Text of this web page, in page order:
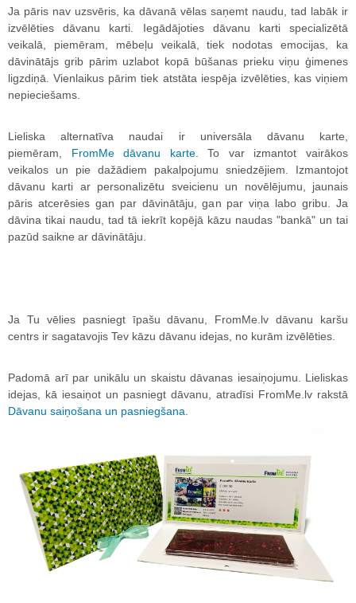
Ja pāris nav uzsvēris, ka dāvanā vēlas saņemt naudu, tad labāk ir
izvēlēties dāvanu karti. Iegādājoties dāvanu karti specializētā
veikalā, piemēram, mēbeļu veikalā, tiek nodotas emocijas, ka
dāvinātājs grib pārim uzlabot kopā būšanas prieku viņu ģimenes
ligzdiņā. Vienlaikus pārim tiek atstāta iespēja izvēlēties, kas viņiem
nepieciešams.
Lieliska alternatīva naudai ir universāla dāvanu karte,
piemēram, FromMe dāvanu karte. To var izmantot vairākos
veikalos un pie dažādiem pakalpojumu sniedzējiem. Izmantojot
dāvanu karti ar personalizētu sveicienu un novēlējumu, jaunais
pāris atcerēsies gan par dāvinātāju, gan par viņa labo gribu. Ja
dāvina tikai naudu, tad tā iekrīt kopējā kāzu naudas "bankā" un tai
pazūd saikne ar dāvinātāju.
Ja Tu vēlies pasniegt īpašu dāvanu, FromMe.lv dāvanu karšu
centrs ir sagatavojis Tev kāzu dāvanu idejas, no kurām izvēlēties.
Padomā arī par unikālu un skaistu dāvanas iesaiņojumu. Lieliskas
idejas, kā iesaiņot un pasniegt dāvanu, atradīsi FromMe.lv rakstā
Dāvanu saiņošana un pasniegšana